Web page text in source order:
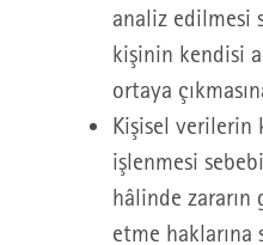
analiz edilmesi
kişinin kendisi
ortaya
Kişisel verilerin
işlenmesi
hâlinde
etme haklarına